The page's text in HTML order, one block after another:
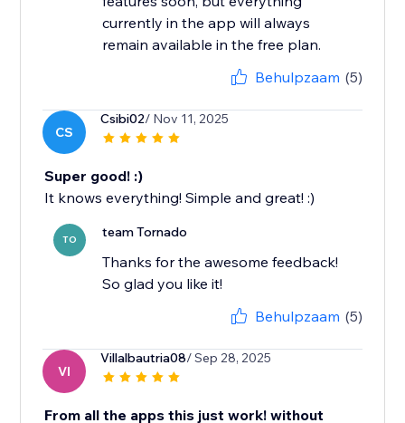
currently in the app will always
remain available in the free plan.
Behulpzaam (5)
CS
Csibi02/ Nov 11, 2025
Super good! :)
It knows everything! Simple and great! :)
TO team Tornado
Thanks for the awesome feedback!
So glad you like it!
Behulpzaam (5)
VI
Villalbautria08/ Sep 28, 2025
From all the apps this just work! without